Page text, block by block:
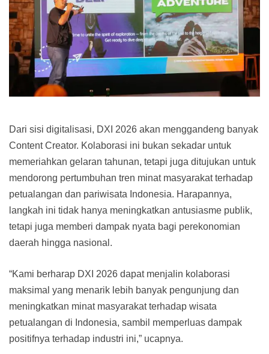
Dari sisi digitalisasi, DXI 2026 akan menggandeng banyak
Content Creator. Kolaborasi ini bukan sekadar untuk
memeriahkan gelaran tahunan, tetapi juga ditujukan untuk
mendorong pertumbuhan tren minat masyarakat terhadap
petualangan dan pariwisata Indonesia. Harapannya,
langkah ini tidak hanya meningkatkan antusiasme publik,
tetapi juga memberi dampak nyata bagi perekonomian
daerah hingga nasional.
“Kami berharap DXI 2026 dapat menjalin kolaborasi
maksimal yang menarik lebih banyak pengunjung dan
meningkatkan minat masyarakat terhadap wisata
petualangan di Indonesia, sambil memperluas dampak
positifnya terhadap industri ini,” ucapnya.